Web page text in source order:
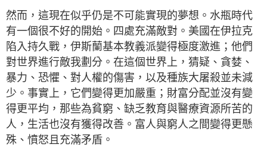
然而，這現在似乎仍是不可能實現的夢想。水瓶時代
有一個很不好的開始。四處充滿敵對。美國在伊拉克
陷入持久戰，伊斯蘭基本教義派變得極度激進；他們
對世界進行敵我劃分。在這個世界上，猜疑、貪婪、
暴力、恐懼、對人權的傷害，以及種族大屠殺並未減
少。事實上，它們變得更加嚴重；財富分配並沒有變
得更平均，那些為貧窮、缺乏教育與醫療資源所苦的
人，生活也沒有獲得改善。富人與窮人之間變得更懸
殊、憤怒且充滿矛盾。